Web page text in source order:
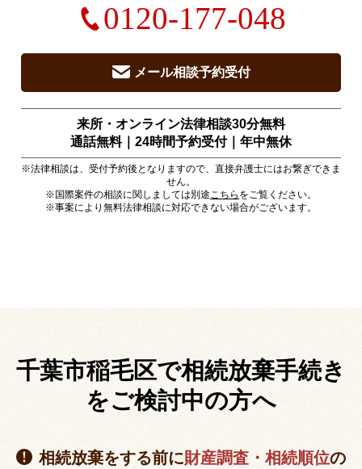
0120-177-048
メール相談予約受付
来所・オンライン法律相談30分無料
通話無料｜24時間予約受付｜ 年中無休
※法律相談は、受付予約後となりますので、直接弁護士にはお繋ぎできま
せん。
※国際案件の相談に関しましては別途こちら をご覧ください。
※事案により無料法律相談に対応できない場合がございます。
千葉市稲毛区で相続放棄手続き
をご検討中の方へ
相続放棄をする前に財産調査・相続順位の